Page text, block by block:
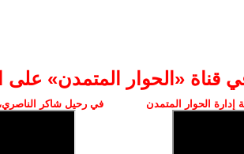
قناة ‫«الحوار المتمدن» على
الحوار المتمدن في رحيل شاكر